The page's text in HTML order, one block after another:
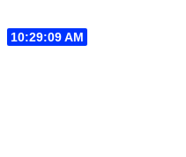
10:29:10 AM